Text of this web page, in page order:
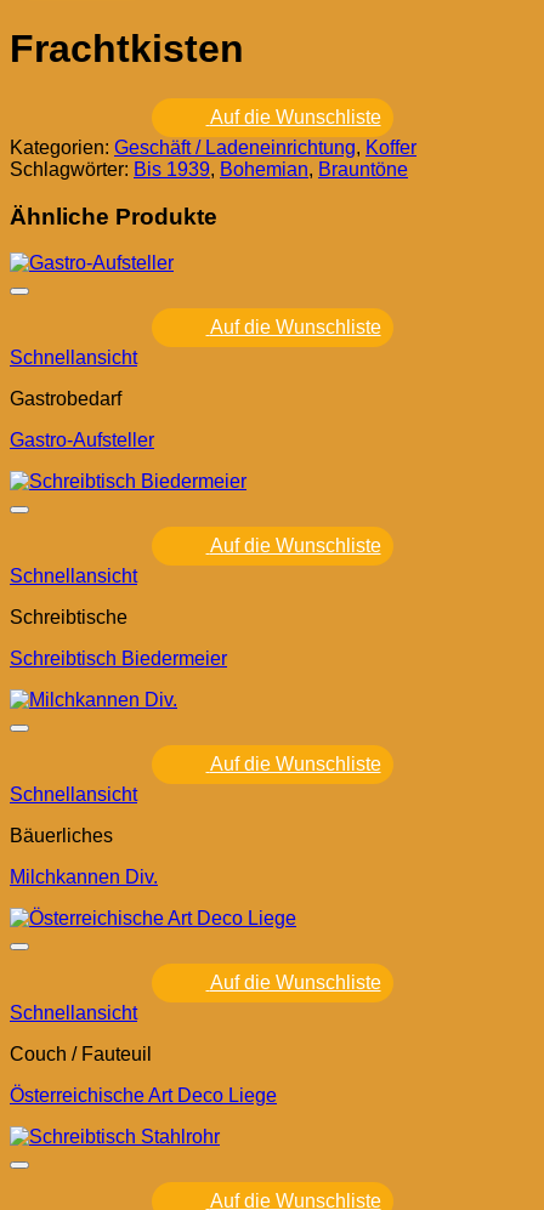
Frachtkisten
Auf die Wunschliste
Kategorien: Geschäft / Ladeneinrichtung, Koffer
Schlagwörter: Bis 1939, Bohemian, Brauntöne
Ähnliche Produkte
Auf die Wunschliste
Schnellansicht
Gastrobedarf
Gastro-Aufsteller
Auf die Wunschliste
Schnellansicht
Schreibtische
Schreibtisch Biedermeier
Auf die Wunschliste
Schnellansicht
Bäuerliches
Milchkannen Div.
Auf die Wunschliste
Schnellansicht
Couch / Fauteuil
Österreichische Art Deco Liege
Auf die Wunschliste